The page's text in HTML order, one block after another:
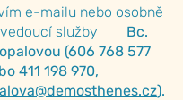
e-mailu nebo osobně
vedoucí služby Bc.
(606 768 577
411 198 970,
).